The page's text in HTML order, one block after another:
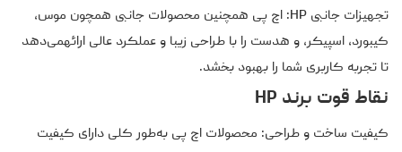
تجهیزات جانبی HP: اچ پی همچنین محصولات جانبی همچون موس،
کیبورد، اسپیکر، و هدست را با طراحی زیبا و عملکرد عالی ارائهمی‌دهد
تا تجربه کاربری شما را بهبود بخشد.
نقاط قوت برند HP
کیفیت ساخت و طراحی: محصولات اچ پی به‌طور کلی دارای کیفیت